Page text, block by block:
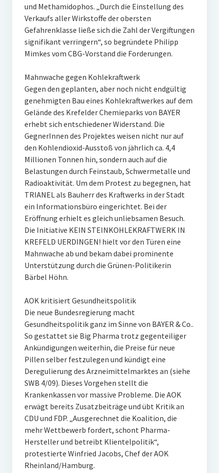
und Methamidophos. „Durch die Einstellung des
Verkaufs aller Wirkstoffe der obersten
Gefahrenklasse ließe sich die Zahl der Vergiftungen
signifikant verringern“, so begründete Philipp
Mimkes vom CBG-Vorstand die Forderungen.
Mahnwache gegen Kohlekraftwerk
Gegen den geplanten, aber noch nicht endgültig
genehmigten Bau eines Kohlekraftwerkes auf dem
Gelände des Krefelder Chemieparks von BAYER
erhebt sich entschiedener Widerstand. Die
GegnerInnen des Projektes weisen nicht nur auf
den Kohlendioxid-Ausstoß von jährlich ca. 4,4
Millionen Tonnen hin, sondern auch auf die
Belastungen durch Feinstaub, Schwermetalle und
Radioaktivität. Um dem Protest zu begegnen, hat
TRIANEL als Bauherr des Kraftwerks in der Stadt
ein Informationsbüro eingerichtet. Bei der
Eröffnung erhielt es gleich unliebsamen Besuch.
Die Initiative KEIN STEINKOHLEKRAFTWERK IN
KREFELD UERDINGEN! hielt vor den Türen eine
Mahnwache ab und bekam dabei prominente
Unterstützung durch die Grünen-Politikerin
Bärbel Höhn.
AOK kritisiert Gesundheitspolitik
Die neue Bundesregierung macht
Gesundheitspolitik ganz im Sinne von BAYER & Co..
So gestattet sie Big Pharma trotz gegenteiliger
Ankündigungen weiterhin, die Preise für neue
Pillen selber festzulegen und kündigt eine
Deregulierung des Arzneimittelmarktes an (siehe
SWB 4/09). Dieses Vorgehen stellt die
Krankenkassen vor massive Probleme. Die AOK
erwägt bereits Zusatzbeiträge und übt Kritik an
CDU und FDP. „Ausgerechnet die Koalition, die
mehr Wettbewerb fordert, schont Pharma-
Hersteller und betreibt Klientelpolitik“,
protestierte Winfried Jacobs, Chef der AOK
Rheinland/Hamburg.